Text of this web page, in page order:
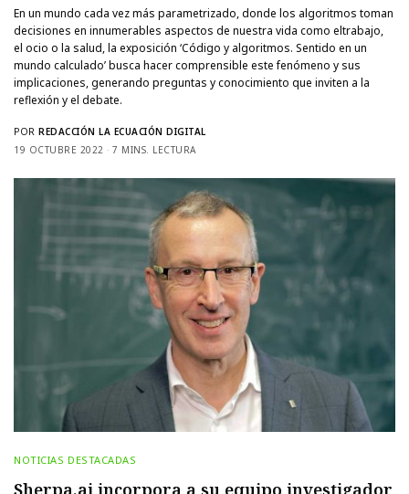
En un mundo cada vez más parametrizado, donde los algoritmos toman
decisiones en innumerables aspectos de nuestra vida como eltrabajo,
el ocio o la salud, la exposición ‘Código y algoritmos. Sentido en un
mundo calculado’ busca hacer comprensible este fenómeno y sus
implicaciones, generando preguntas y conocimiento que inviten a la
reflexión y el debate.
POR REDACCIÓN LA ECUACIÓN DIGITAL
19 OCTUBRE 2022
7 MINS. LECTURA
NOTICIAS DESTACADAS